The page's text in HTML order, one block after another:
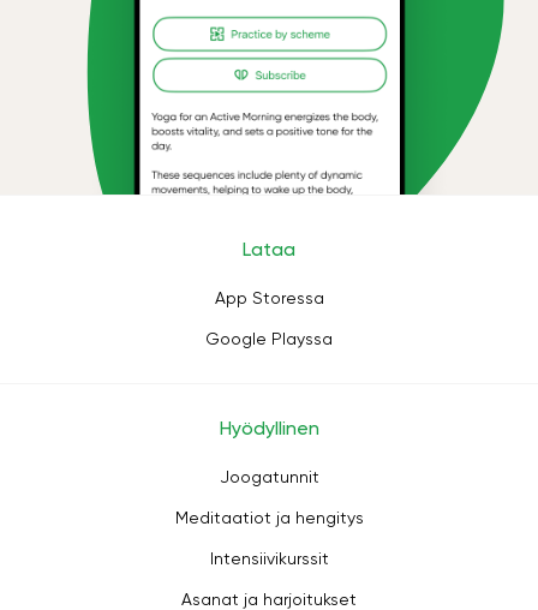
Lataa
App Storessa
Google Playssa
Hyödyllinen
Joogatunnit
Meditaatiot ja hengitys
Intensiivikurssit
Asanat ja harjoitukset